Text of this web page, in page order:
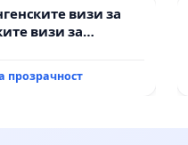
визи за
визи за
прозрачност